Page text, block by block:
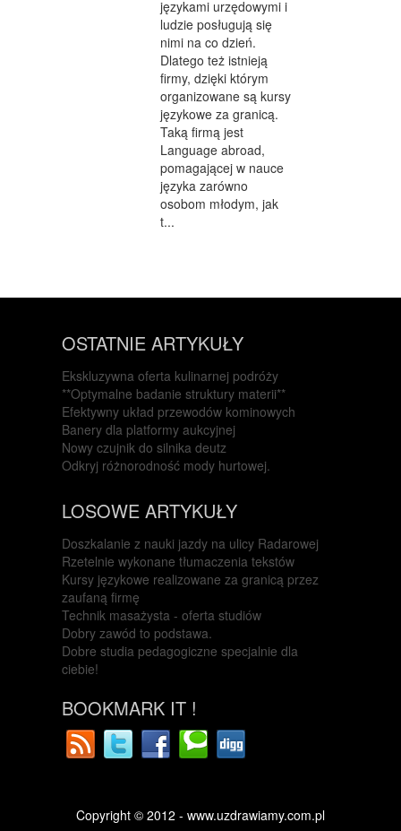
językami urzędowymi i
ludzie posługują się
nimi na co dzień.
Dlatego też istnieją
firmy, dzięki którym
organizowane są kursy
językowe za granicą.
Taką firmą jest
Language abroad,
pomagającej w nauce
języka zarówno
osobom młodym, jak
t...
OSTATNIE ARTYKUŁY
Ekskluzywna oferta kulinarnej podróży
**Optymalne badanie struktury materii**
Efektywny układ przewodów kominowych
Banery dla platformy aukcyjnej
Nowy czujnik do silnika deutz
Odkryj różnorodność mody hurtowej.
LOSOWE ARTYKUŁY
Doszkalanie z nauki jazdy na ulicy Radarowej
Rzetelnie wykonane tłumaczenia tekstów
Kursy językowe realizowane za granicą przez
zaufaną firmę
Technik masażysta - oferta studiów
Dobry zawód to podstawa.
Dobre studia pedagogiczne specjalnie dla
ciebie!
BOOKMARK IT !
Copyright © 2012 - www.uzdrawiamy.com.pl